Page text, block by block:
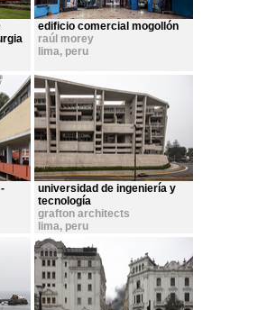
edificio comercial mogollón
raúl morey
lima, peru
universidad de ingeniería y
tecnología
grafton architects
lima, peru